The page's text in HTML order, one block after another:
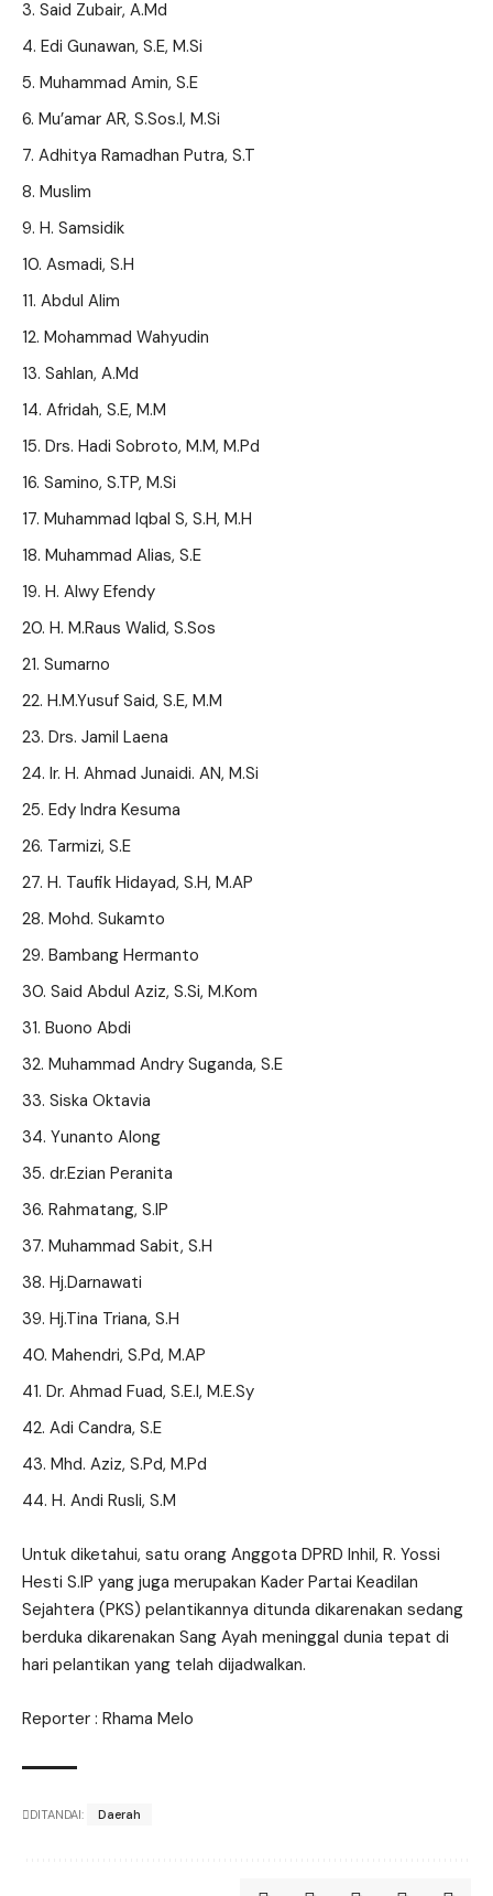
Said Zubair, A.Md
Edi Gunawan, S.E, M.Si
Muhammad Amin, S.E
Mu’amar AR, S.Sos.I, M.Si
Adhitya Ramadhan Putra, S.T
Muslim
H. Samsidik
Asmadi, S.H
Abdul Alim
Mohammad Wahyudin
Sahlan, A.Md
Afridah, S.E, M.M
Drs. Hadi Sobroto, M.M, M.Pd
Samino, S.TP, M.Si
Muhammad Iqbal S, S.H, M.H
Muhammad Alias, S.E
H. Alwy Efendy
H. M.Raus Walid, S.Sos
Sumarno
H.M.Yusuf Said, S.E, M.M
Drs. Jamil Laena
Ir. H. Ahmad Junaidi. AN, M.Si
Edy Indra Kesuma
Tarmizi, S.E
H. Taufik Hidayad, S.H, M.AP
Mohd. Sukamto
Bambang Hermanto
Said Abdul Aziz, S.Si, M.Kom
Buono Abdi
Muhammad Andry Suganda, S.E
Siska Oktavia
Yunanto Along
dr.Ezian Peranita
Rahmatang, S.IP
Muhammad Sabit, S.H
Hj.Darnawati
Hj.Tina Triana, S.H
Mahendri, S.Pd, M.AP
Dr. Ahmad Fuad, S.E.I, M.E.Sy
Adi Candra, S.E
Mhd. Aziz, S.Pd, M.Pd
H. Andi Rusli, S.M
Untuk diketahui, satu orang Anggota DPRD Inhil, R. Yossi
Hesti S.IP yang juga merupakan Kader Partai Keadilan
Sejahtera (PKS) pelantikannya ditunda dikarenakan sedang
berduka dikarenakan Sang Ayah meninggal dunia tepat di
hari pelantikan yang telah dijadwalkan.
Reporter : Rhama Melo
DITANDAI: Daerah